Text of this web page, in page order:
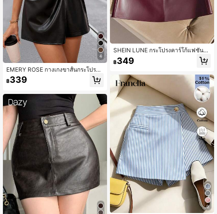
4
EMERY ROSE กางเกงขาสั้นกระโปรงส
ตรี PU Twist Knot
฿339
SHEIN LUNE กระโปรงคาร์โก้แฟชั่นส
ตรี สไตล์สตรีทลำลองฤดูใบไม้ร่วง หนัง
PU มีกระเป๋าฝาปิด
฿349
9